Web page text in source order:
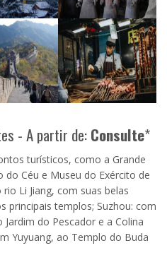
- A partir de:Consulte*
turísticos, como a Grande
do Céu e Museu do Exército de
Li Jiang, com suas belas
principais templos; Suzhou: com
do Pescador e a Colina
Yuyuang, ao Templo do Buda